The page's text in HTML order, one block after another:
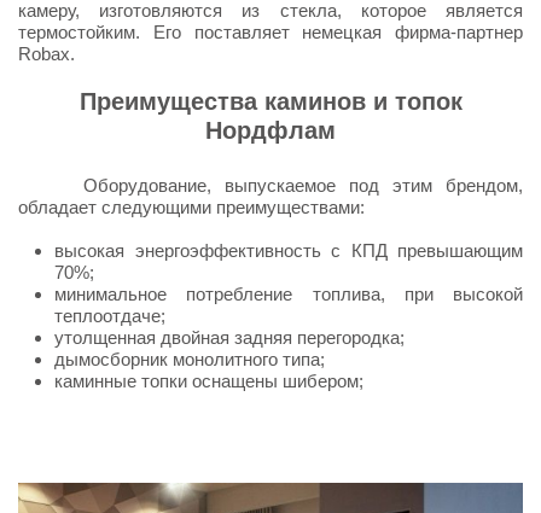
камеру, изготовляются из стекла, которое является
термостойким. Его поставляет немецкая фирма-партнер
Robax.
Преимущества каминов и топок
Нордфлам
Оборудование, выпускаемое под этим брендом,
обладает следующими преимуществами:
высокая энергоэффективность с КПД превышающим
70%;
минимальное потребление топлива, при высокой
теплоотдаче;
утолщенная двойная задняя перегородка;
дымосборник монолитного типа;
каминные топки оснащены шибером;